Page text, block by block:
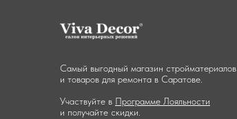
Самый выгодный магазин стройматериалов
и товаров для ремонта в Саратове.
Участвуйте в Программе Лояльности
и получайте скидки.